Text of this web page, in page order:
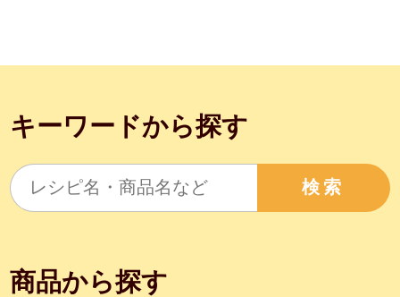
キーワードから探す
検索
商品から探す